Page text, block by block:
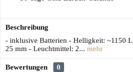
Beschreibung
- inklusive Batterien - Helligkeit: ~1150
25 mm - Leuchtmittel: 2... mehr
Bewertungen
0